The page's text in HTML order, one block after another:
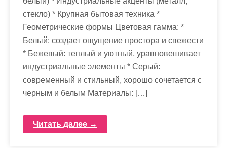
стекло) * Крупная бытовая техника *
Геометрические формы Цветовая гамма: *
Белый: создает ощущение простора и свежести
* Бежевый: теплый и уютный, уравновешивает
индустриальные элементы * Серый:
современный и стильный, хорошо сочетается с
черным и белым Материалы: […]
Читать далее →